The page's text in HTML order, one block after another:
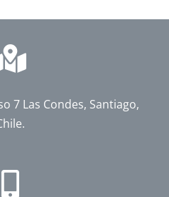
7 Las Condes, Santiago,